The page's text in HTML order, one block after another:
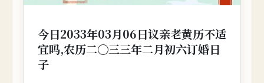
今日2033年03月06日议亲老黄历不适
宜吗,农历二〇三三年二月初六订婚日
子